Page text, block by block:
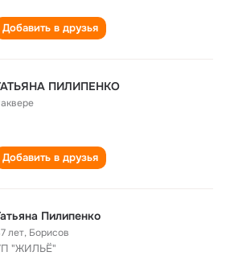
Добавить в друзья
ПИЛИПЕНКО
Добавить в друзья
Пилипенко
лет, Борисов
"ЖИЛЬЁ"